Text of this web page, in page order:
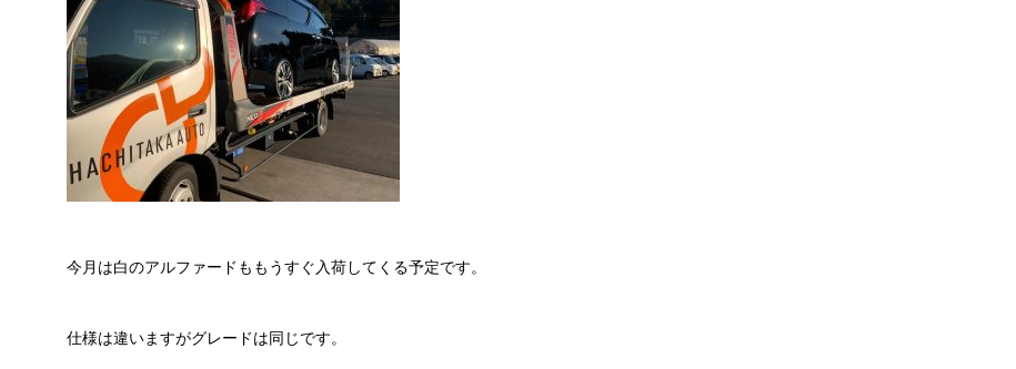
今月は白のアルファードももうすぐ入荷してくる予定です。
仕様は違いますがグレードは同じです。